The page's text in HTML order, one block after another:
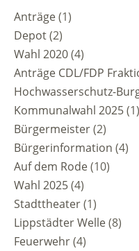
Anträge(1)
Depot(2)
Wahl 2020(4)
Anträge CDL/FDP
Hochwasserschutz-
Kommunalwahl 2025(1)
Bürgermeister(2)
Bürgerinformation (4)
Auf dem Rode(10)
Wahl 2025(4)
Stadttheater(1)
Lippstädter Welle(8)
Feuerwehr(4)